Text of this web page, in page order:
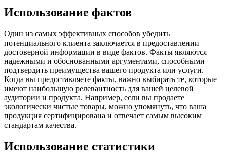
Использование фактов
Один из самых эффективных способов убедить
потенциального клиента заключается в предоставлении
достоверной информации в виде фактов. Факты являются
надежными и обоснованными аргументами, способными
подтвердить преимущества вашего продукта или услуги.
Когда вы предоставляете факты, важно выбирать те, которые
имеют наибольшую релевантность для вашей целевой
аудитории и продукта. Например, если вы продаете
экологически чистые товары, можно упомянуть, что ваша
продукция сертифицирована и отвечает самым высоким
стандартам качества.
Использование статистики